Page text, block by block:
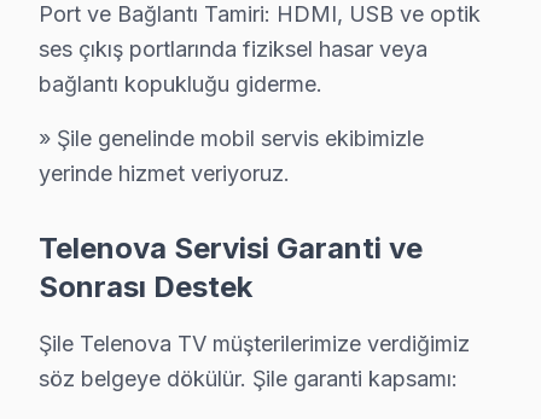
Şile teknisyenlerimiz Telenova tarafından resmi eğitim
• Şile'de BGA ve SMD Lehimleme Uzmanlığı
• Yazılım ve Firmware Yükseltmesi
Android, Google televizyon, Tizen, webOS gibi işletim
Her yıl marka sertifikasyon programlarına katılarak
» Her teknik işlem, titizlik ve şeffaflık ilkesiyle
Şile'de televizyon servis ihtiyacınız için, güvenilir ve
Port ve Bağlantı Tamiri: HDMI, USB ve optik
ses çıkış portlarında fiziksel hasar veya
bağlantı kopukluğu giderme.
» Şile genelinde mobil servis ekibimizle
yerinde hizmet veriyoruz.
Telenova Servisi Garanti ve
Sonrası Destek
Şile Telenova TV müşterilerimize verdiğimiz
söz belgeye dökülür. Şile garanti kapsamı: